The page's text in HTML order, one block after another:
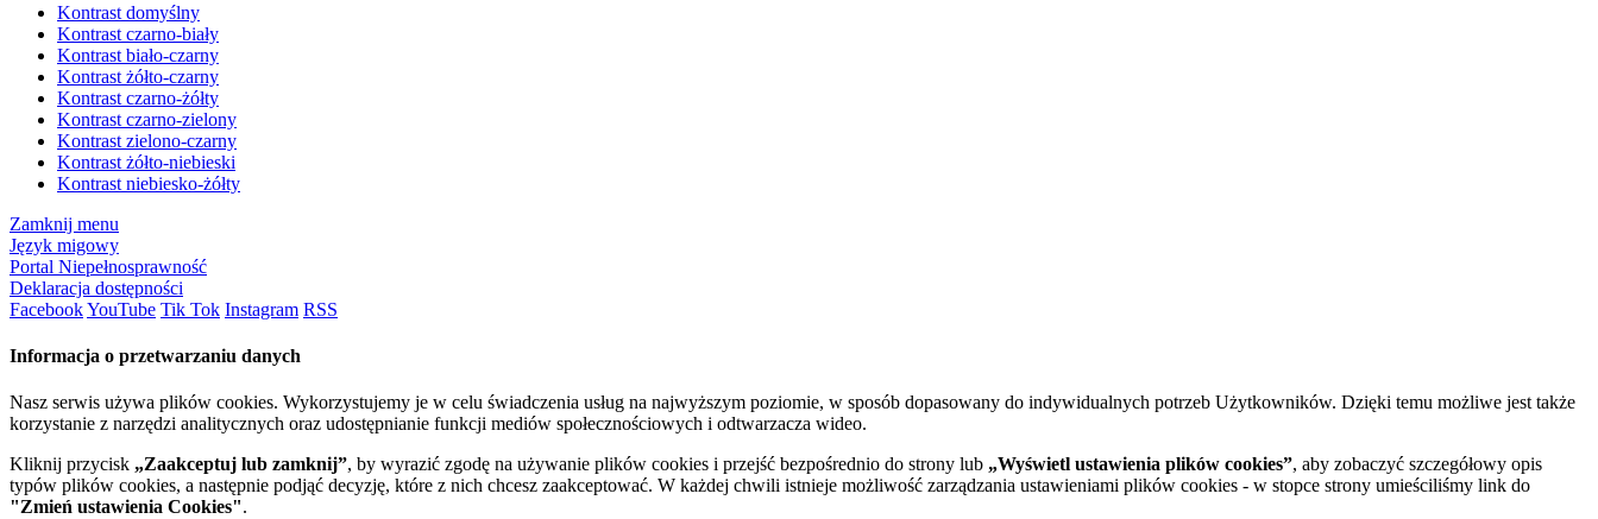
Kontrast domyślny
Kontrast czarno-biały
Kontrast biało-czarny
Kontrast żółto-czarny
Kontrast czarno-żółty
Kontrast czarno-zielony
Kontrast zielono-czarny
Kontrast żółto-niebieski
Kontrast niebiesko-żółty
Zamknij menu
Język migowy
Portal Niepełnosprawność
Deklaracja dostępności
FacebookYouTube Tik Tok Instagram RSS
Informacja o przetwarzaniu danych
Nasz serwis używa plików cookies. Wykorzystujemy je w celu świadczenia usług na najwyższym poziomie, w sposób dopasowany do indywidualnych potrzeb Użytkowników. Dzięki temu możliwe jest także
korzystanie z narzędzi analitycznych oraz udostępnianie funkcji mediów społecznościowych i odtwarzacza wideo.
Kliknij przycisk „Zaakceptuj lub zamknij”, by wyrazić zgodę na używanie plików cookies i przejść bezpośrednio do strony lub „Wyświetl ustawienia plików cookies”, aby zobaczyć szczegółowy opis
typów plików cookies, a następnie podjąć decyzję, które z nich chcesz zaakceptować. W każdej chwili istnieje możliwość zarządzania ustawieniami plików cookies - w stopce strony umieściliśmy link do
"Zmień ustawienia Cookies".